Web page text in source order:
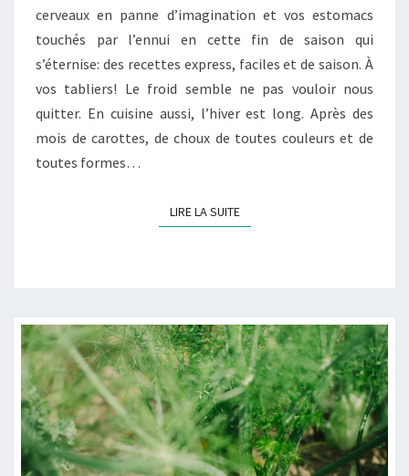
cerveaux en panne d’imagination et vos estomacs
touchés par l’ennui en cette fin de saison qui
s’éternise: des recettes express, faciles et de saison. À
vos tabliers! Le froid semble ne pas vouloir nous
quitter. En cuisine aussi, l’hiver est long. Après des
mois de carottes, de choux de toutes couleurs et de
toutes formes…
LIRE LA SUITELIRE LA SUITE